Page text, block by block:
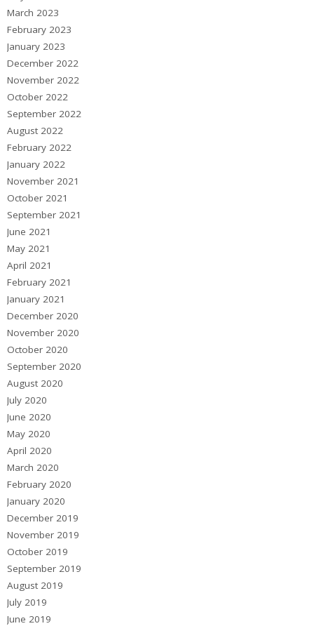
March 2023
February 2023
January 2023
December 2022
November 2022
October 2022
September 2022
August 2022
February 2022
January 2022
November 2021
October 2021
September 2021
June 2021
May 2021
April 2021
February 2021
January 2021
December 2020
November 2020
October 2020
September 2020
August 2020
July 2020
June 2020
May 2020
April 2020
March 2020
February 2020
January 2020
December 2019
November 2019
October 2019
September 2019
August 2019
July 2019
June 2019